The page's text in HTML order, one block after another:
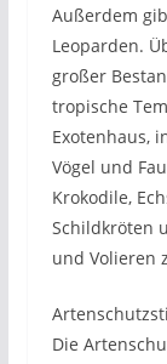
Außerdem
Leoparden.
großer
tropische
Exotenhaus,
Vögel und
Krokodile,
Schildkröten
und Volieren
Die